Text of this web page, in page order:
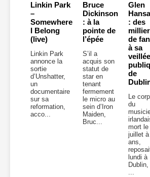
Linkin Park
–
Somewhere
I Belong
(live)
Linkin Park
annonce la
sortie
d’Unshatter,
un
documentaire
sur sa
reformation,
acco...
Bruce
Dickinson
: à la
pointe de
l’épée
S’il a
acquis son
statut de
star en
tenant
fermement
le micro au
sein d’Iron
Maiden,
Bruc...
Glen
: des
de
à sa
veillée
de
Le
du
mort le
juillet
ans,
lundi à
...